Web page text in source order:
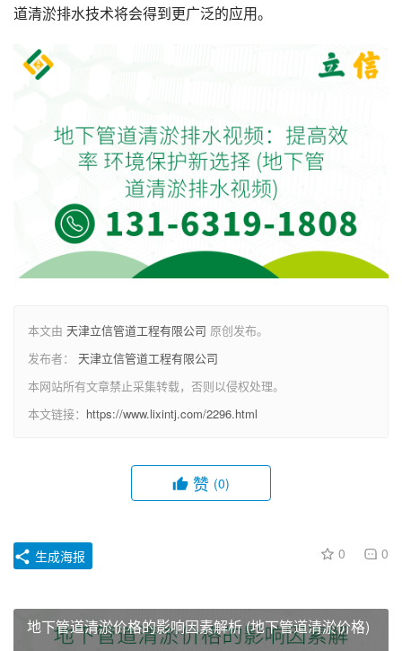
道清淤排水技术将会得到更广泛的应用。
本文由 天津立信管道工程有限公司 原创发布。
发布者： 天津立信管道工程有限公司
本网站所有文章禁止采集转载，否则以侵权处理。
本文链接： https://www.lixintj.com/2296.html
赞 (0)
0 0
生成海报
地下管道清淤价格的影响因素解析 (地下管道清淤价格)